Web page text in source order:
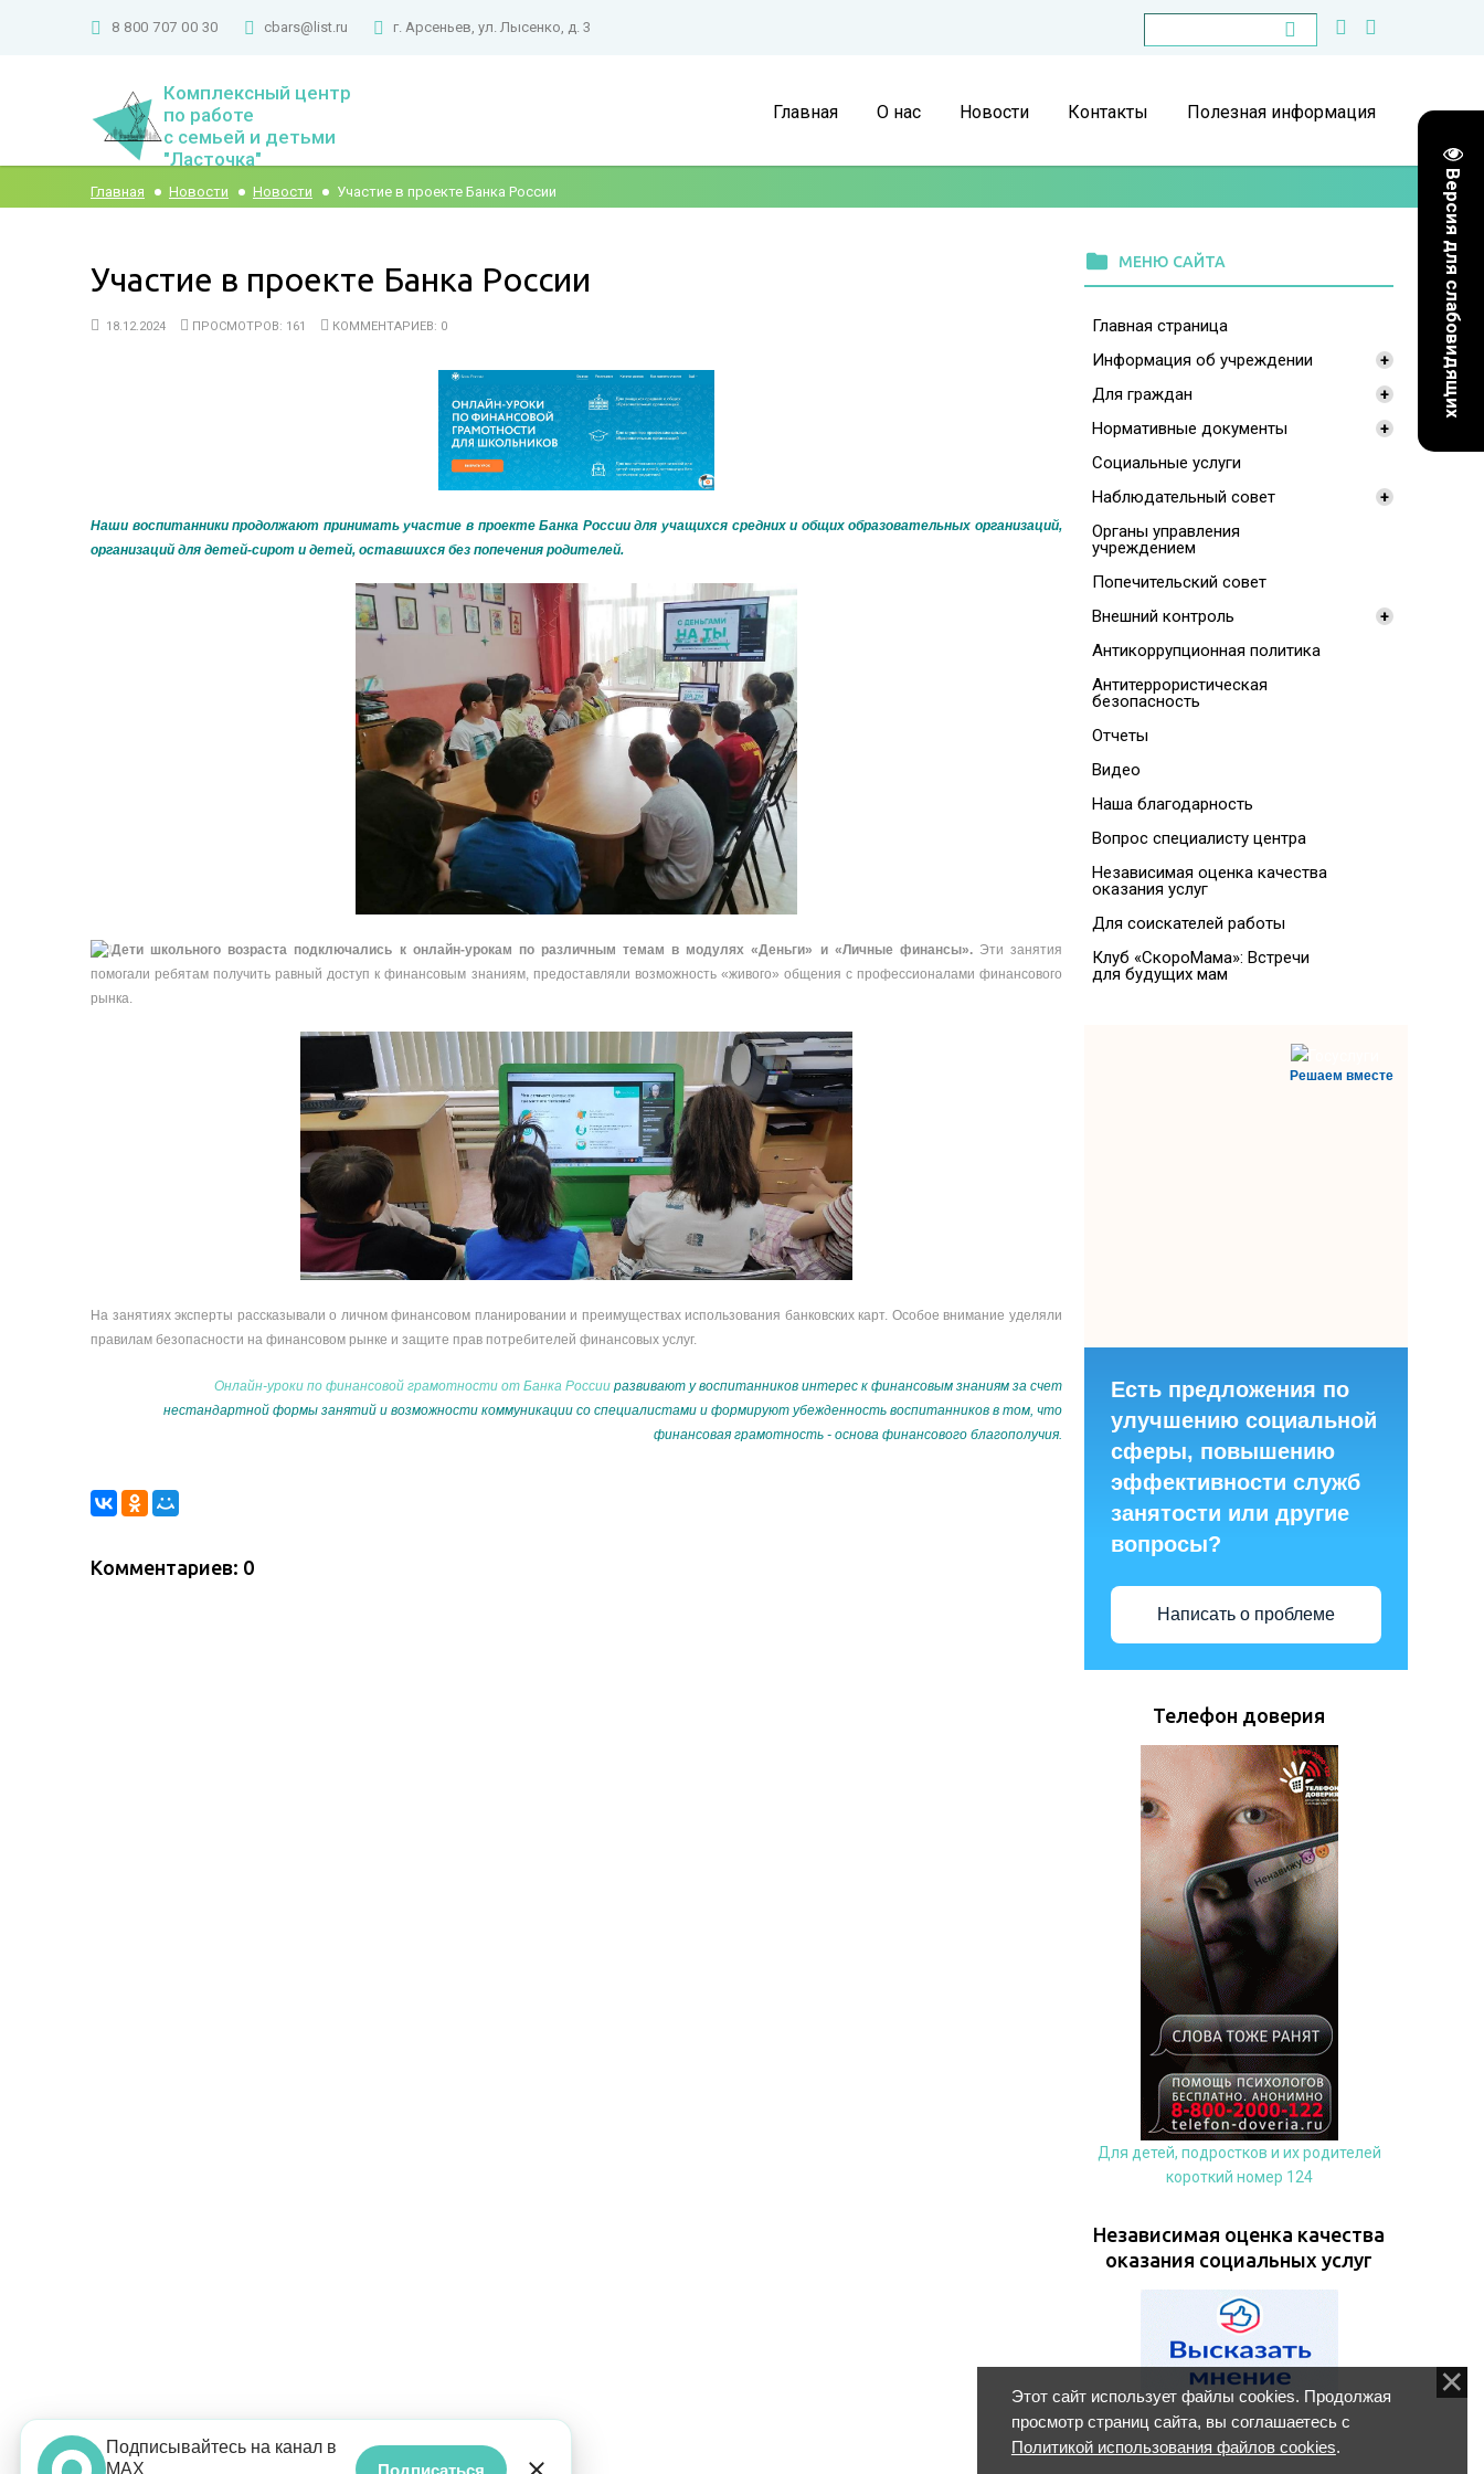
Версия для слабовидящих
8 800 707 00 30 cbars@list.ru г. Арсеньев, ул. Лысенко, д. 3
Комплексный центр
по работе
с семьей и детьми
"Ласточка"
Главная О нас Новости Контакты Полезная информация
Главная Новости Новости Участие в проекте Банка России
Участие в проекте Банка России
18.12.2024 ПРОСМОТРОВ: 161 КОММЕНТАРИЕВ: 0
Наши воспитанники продолжают принимать участие в проекте Банка России для учащихся средних и общих образовательных организаций,
организаций для детей-сирот и детей, оставшихся без попечения родителей.
Дети школьного возраста подключались к онлайн-урокам по различным темам в модулях «Деньги» и «Личные финансы». Эти занятия
помогали ребятам получить равный доступ к финансовым знаниям, предоставляли возможность «живого» общения с профессионалами финансового
рынка.
На занятиях эксперты рассказывали о личном финансовом планировании и преимуществах использования банковских карт. Особое внимание уделяли
правилам безопасности на финансовом рынке и защите прав потребителей финансовых услуг.
Онлайн-уроки по финансовой грамотности от Банка России развивают у воспитанников интерес к финансовым знаниям за счет
нестандартной формы занятий и возможности коммуникации со специалистами и формируют убежденность воспитанников в том, что
финансовая грамотность - основа финансового благополучия.
Комментариев: 0
folder МЕНЮ САЙТА
Главная страница
Информация об учреждении
+
Для граждан
+
Нормативные документы
+
Социальные услуги
Наблюдательный совет
+
Органы управления
учреждением
Попечительский совет
Внешний контроль
+
Антикоррупционная политика
Антитеррористическая
безопасность
Отчеты
Видео
Наша благодарность
Вопрос специалисту центра
Независимая оценка качества
оказания услуг
Для соискателей работы
Клуб «СкороМама»: Встречи
для будущих мам
Решаем вместе
Есть предложения по
улучшению социальной
сферы, повышению
эффективности служб
занятости или другие
вопросы?
Написать о проблеме
Телефон доверия
Для детей, подростков и их родителей
короткий номер 124
Независимая оценка качества
оказания социальных услуг
Подписывайтесь на канал в
MAX
Подписаться
Этот сайт использует файлы cookies. Продолжая
просмотр страниц сайта, вы соглашаетесь с
Политикой использования файлов cookies.